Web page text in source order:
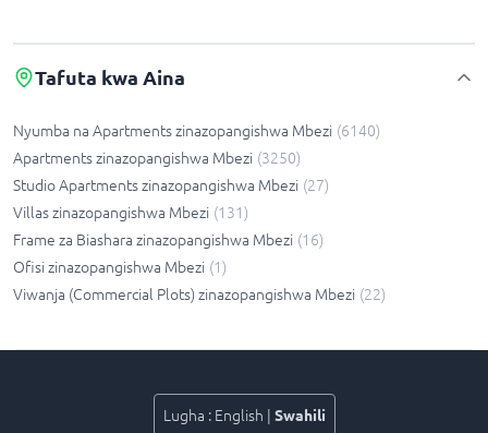
Tafuta kwa Aina
Nyumba na Apartments zinazopangishwa Mbezi (6140)
Apartments zinazopangishwa Mbezi (3250)
Studio Apartments zinazopangishwa Mbezi (27)
Villas zinazopangishwa Mbezi (131)
Frame za Biashara zinazopangishwa Mbezi (16)
Ofisi zinazopangishwa Mbezi (1)
Viwanja (Commercial Plots) zinazopangishwa Mbezi (22)
Lugha : English | Swahili